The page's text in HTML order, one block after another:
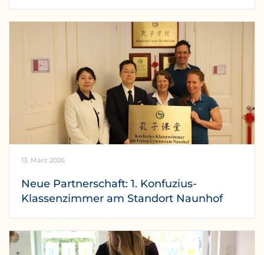
13. März 2026
Neue Partnerschaft: 1. Konfuzius-
Klassenzimmer am Standort Naunhof